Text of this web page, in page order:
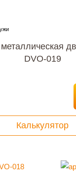
DVO-019
Калькулятор